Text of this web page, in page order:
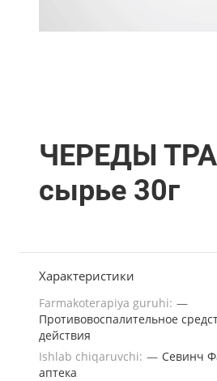
ЧЕРЕДЫ
сырье 30г
Характеристики
Farmakoterapiya guruhi: —
Противовоспалительное
действия
Ishlab chiqaruvchi: — Севинч
аптека